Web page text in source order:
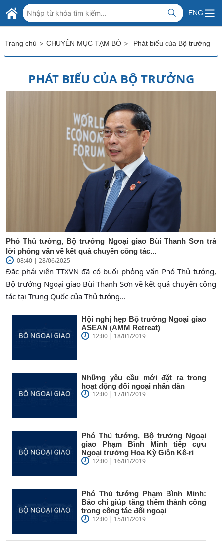
Skip to Main Content
BỘ NGOẠI GIAO VIỆT NAM
MINISTRY OF FOREIGN AFFAIRS
ENG
Trang chủ > CHUYÊN MỤC TẠM BỎ > Phát biểu của Bộ trưởng
PHÁT BIỂU CỦA BỘ TRƯỞNG
Phó Thủ tướng, Bộ trưởng Ngoại giao Bùi Thanh Sơn trả
lời phỏng vấn về kết quả chuyến công tác...
08:40 | 28/06/2025
Đặc phái viên TTXVN đã có buổi phỏng vấn Phó Thủ tướng,
Bộ trưởng Ngoại giao Bùi Thanh Sơn về kết quả chuyến công
tác tại Trung Quốc của Thủ tướng...
Hội nghị hẹp Bộ trưởng Ngoại giao
ASEAN (AMM Retreat)
12:00 | 18/01/2019
Những yêu cầu mới đặt ra trong
hoạt động đối ngoại nhân dân
12:00 | 17/01/2019
Phó Thủ tướng, Bộ trưởng Ngoại
giao Phạm Bình Minh tiếp cựu
Ngoại trưởng Hoa Kỳ Giôn Kê-ri
12:00 | 16/01/2019
Phó Thủ tướng Phạm Bình Minh:
Báo chí giúp tăng thêm thành công
trong công tác đối ngoại
12:00 | 15/01/2019